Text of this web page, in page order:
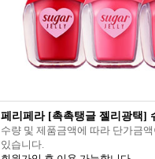
페리페라 [촉촉탱글 젤리광택]
수량 및 제품금액에 따라 단가금
있습니다.